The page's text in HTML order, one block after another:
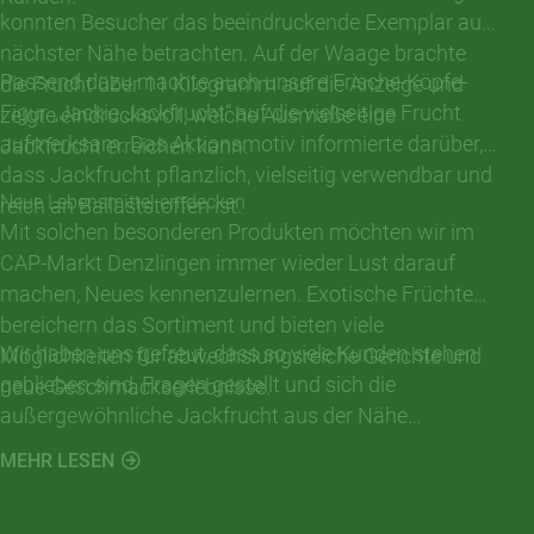
konnten Besucher das beeindruckende Exemplar aus
nächster Nähe betrachten. Auf der Waage brachte
die Frucht über 11 Kilogramm auf die Anzeige und
zeigte eindrucksvoll, welche Ausmaße eine
Jackfrucht erreichen kann.
Passend dazu machte auch unsere Frische-Köpfe-
Figur „Jackie Jackfrucht“ auf die vielseitige Frucht
aufmerksam. Das Aktionsmotiv informierte darüber,
dass Jackfrucht pflanzlich, vielseitig verwendbar und
reich an Ballaststoffen ist.
Neue Lebensmittel entdecken
Mit solchen besonderen Produkten möchten wir im
CAP-Markt Denzlingen immer wieder Lust darauf
machen, Neues kennenzulernen. Exotische Früchte
bereichern das Sortiment und bieten viele
Möglichkeiten für abwechslungsreiche Gerichte und
neue Geschmackserlebnisse.
Wir haben uns gefreut, dass so viele Kunden stehen
geblieben sind, Fragen gestellt und sich die
außergewöhnliche Jackfrucht aus der Nähe
angesehen haben.
MEHR LESEN